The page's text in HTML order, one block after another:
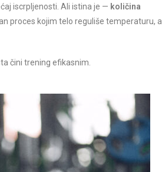
iscrpljenosti. Ali istina je — količina
proces kojim telo reguliše temperaturu, a
čini trening efikasnim.